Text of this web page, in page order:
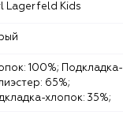
Lagerfeld Kids
65%;
хлопок: 35%;